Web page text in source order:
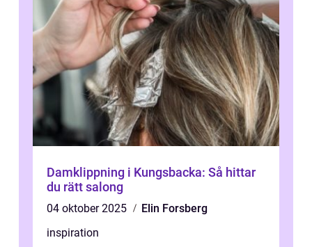
Damklippning i Kungsbacka: Så hittar
du rätt salong
04 oktober 2025
Elin Forsberg
inspiration